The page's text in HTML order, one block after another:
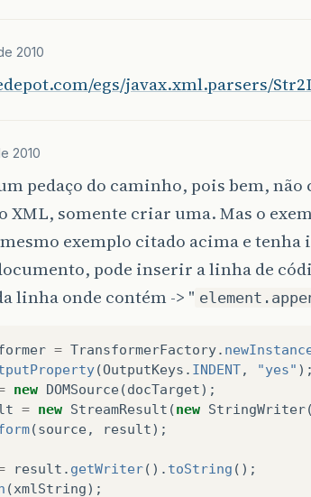
2010
egs/javax.xml.parsers/
2010
pedaço do caminho, pois bem,
XML, somente criar uma. Mas o
exemplo citado acima e tenha
pode inserir a linha de
linha onde contém -> "
= TransformerFactory.
(OutputKeys . INDENT, "yes" );
new DOMSource(docTarget);
= new StreamResult (new StringWriter
(source, result);
result . getWriter(). toString ();
(xmlString);